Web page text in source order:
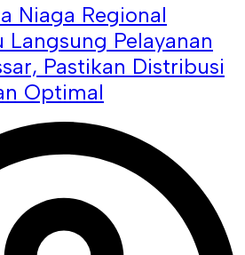
Niaga Regional
Langsung Pelayanan
Pastikan Distribusi
Optimal